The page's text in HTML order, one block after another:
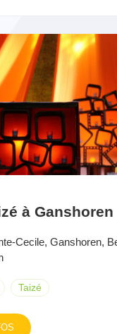
à Ganshoren
Cecile, Ganshoren,
Taizé